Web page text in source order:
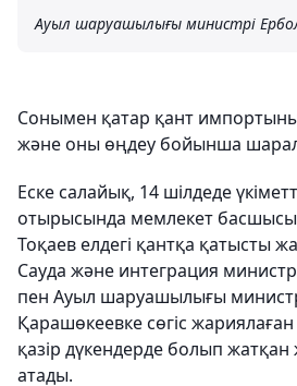
Ауыл шаруашылығы министрі
Сонымен қатар қант
және оны өңдеу бойынша
Еске салайық, 14 шілдеде
отырысында мемлекет
Тоқаев елдегі қантқа қатысты
Сауда және интеграция
пен Ауыл шаруашылығы
Қарашөкеевке сөгіс
қазір дүкендерде болып
атады.